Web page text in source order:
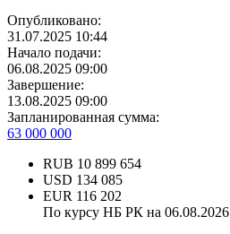
Опубликовано:
31.07.2025 10:44
Начало подачи:
06.08.2025 09:00
Завершение:
13.08.2025 09:00
Запланированная сумма:
63 000 000
RUB 10 899 654
USD 134 085
EUR 116 202
По курсу НБ РК на 06.08.2026